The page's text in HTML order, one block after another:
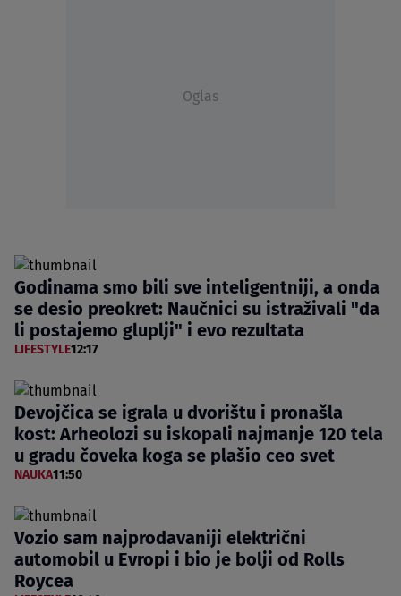
Oglas
Godinama smo bili sve inteligentniji, a onda
se desio preokret: Naučnici su istraživali "da
li postajemo gluplji" i evo rezultata
LIFESTYLE12:17
Devojčica se igrala u dvorištu i pronašla
kost: Arheolozi su iskopali najmanje 120 tela
u gradu čoveka koga se plašio ceo svet
NAUKA11:50
Vozio sam najprodavaniji električni
automobil u Evropi i bio je bolji od Rolls
Roycea